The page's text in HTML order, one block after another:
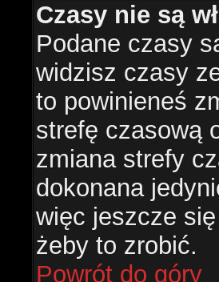
Czasy nie są
Podane czasy
widzisz czasy
to powinieneś
strefę czasową
zmiana strefy
dokonana
więc jeszcze
żeby to zrobić.
Powrót do góry